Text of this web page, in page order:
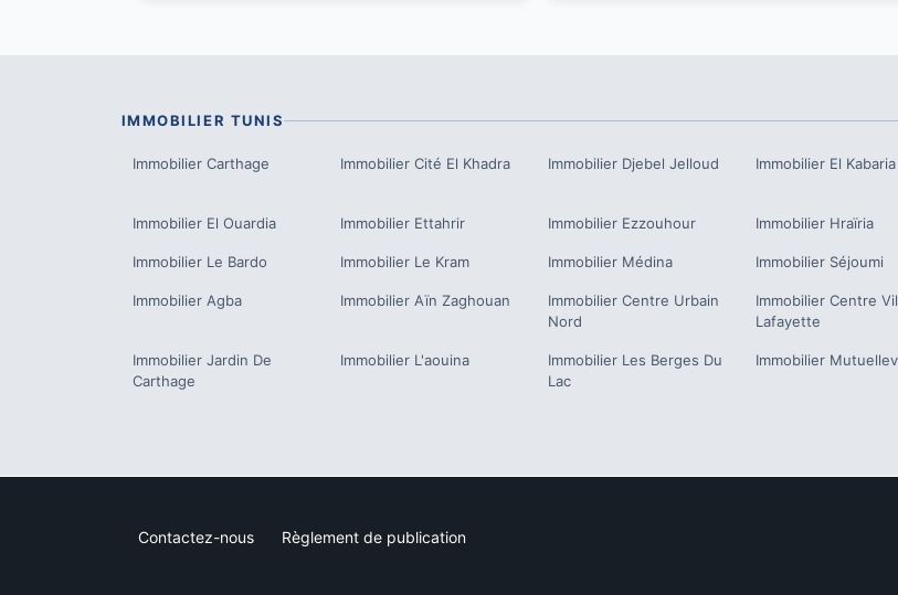
IMMOBILIER TUNIS
Immobilier Carthage Immobilier Cité El Khadra Immobilier Djebel Jelloud Immobilier El Kabaria
Immobilier El Ouardia Immobilier Ettahrir Immobilier Ezzouhour Immobilier Hraïria
Immobilier Le Bardo Immobilier Le Kram Immobilier Médina Immobilier Séjoumi
Immobilier Agba Immobilier Aïn Zaghouan Immobilier Centre Urbain
Nord
Immobilier Centre
Lafayette
Immobilier Jardin De
Carthage
Immobilier L'aouina Immobilier Les Berges Du
Lac
Immobilier
Contactez-nous Règlement de publication